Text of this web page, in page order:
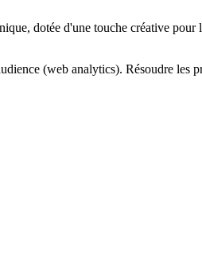
dotée d'une touche créative
(web analytics). Résoudre les